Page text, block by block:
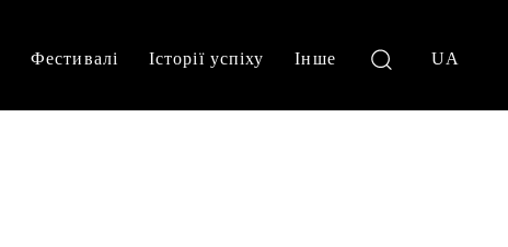
Фестивалі Історії успіху Інше UA